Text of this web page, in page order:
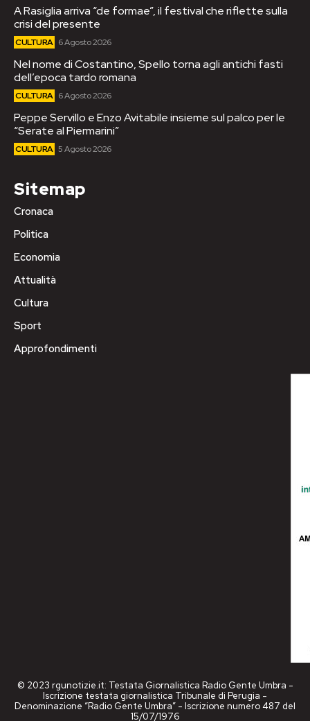
A Rasiglia arriva “de formae”, il festival che riflette sulla
crisi del presente
CULTURA 6 Agosto 2026
Nel nome di Costantino, Spello torna agli antichi fasti
dell’epoca tardo romana
CULTURA 6 Agosto 2026
Peppe Servillo e Enzo Avitabile insieme sul palco per le
“Serate al Piermarini”
CULTURA 5 Agosto 2026
Sitemap
Cronaca
Politica
Economia
Attualità
Cultura
Sport
Approfondimenti
© 2023 rgunotizie.it: Testata Giornalistica Radio Gente Umbra -
Iscrizione testata giornalistica Tribunale di Perugia -
Denominazione “Radio Gente Umbra” - Iscrizione numero 487 del
15/07/1976